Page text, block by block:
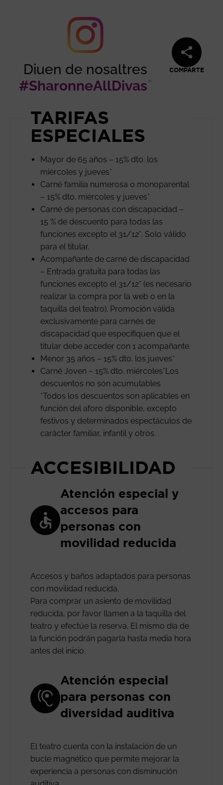
Diuen de nosaltres
#SharonneAllDivas
COMPARTE
TARIFAS
ESPECIALES
Mayor de 65 años – 15% dto. los
miércoles y jueves*
Carné familia numerosa o monoparental
– 15% dto. miércoles y jueves*
Carné de personas con discapacidad –
15 % de descuento para todas las
funciones excepto el 31/12*. Solo válido
para el titular.
Acompañante de carné de discapacidad
– Entrada gratuita para todas las
funciones excepto el 31/12* (es necesario
realizar la compra por la web o en la
taquilla del teatro). Promoción válida
exclusivamente para carnés de
discapacidad que especifiquen que el
titular debe acceder con 1 acompañante.
Menor 35 años – 15% dto. los jueves*
Carné Joven – 15% dto. miércoles*Los
descuentos no son acumulables
*Todos los descuentos son aplicables en
función del aforo disponible, excepto
festivos y determinados espectáculos de
carácter familiar, infantil y otros.
ACCESIBILIDAD
Atención especial y
accesos para
personas con
movilidad reducida
Accesos y baños adaptados para personas
con movilidad reducida.
Para comprar un asiento de movilidad
reducida, por favor llamen a la taquilla del
teatro y efectúe la reserva. El mismo día de
la función podrán pagarla hasta media hora
antes del inicio.
Atención especial
para personas con
diversidad auditiva
El teatro cuenta con la instalación de un
bucle magnético que permite mejorar la
experiencia a personas con disminución